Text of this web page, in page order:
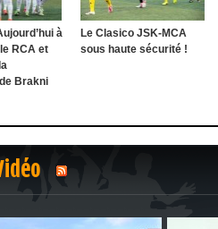
à
RCA et
Brakni
Le Clasico JSK-MCA
sous haute sécurité !